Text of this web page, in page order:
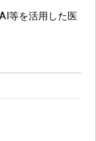
等を活用した医